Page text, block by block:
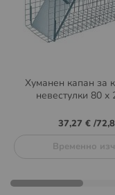
Хуманен капан за
невестулки 80 x
37,27 €/
Временно